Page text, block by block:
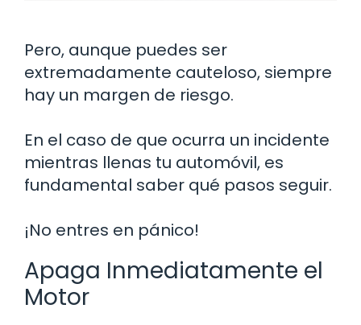
Pero, aunque puedes ser
extremadamente cauteloso, siempre
hay un margen de riesgo.
En el caso de que ocurra un incidente
mientras llenas tu automóvil, es
fundamental saber qué pasos seguir.
¡No entres en pánico!
Apaga Inmediatamente el
Motor